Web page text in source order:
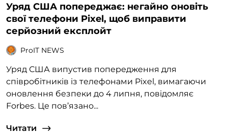
Уряд США попереджає: негайно оновіть
свої телефони Pixel, щоб виправити
серйозний експлойт
ProIT NEWS
Уряд США випустив попередження для
співробітників із телефонами Pixel, вимагаючи
оновлення безпеки до 4 липня, повідомляє
Forbes. Це пов’язано...
Читати